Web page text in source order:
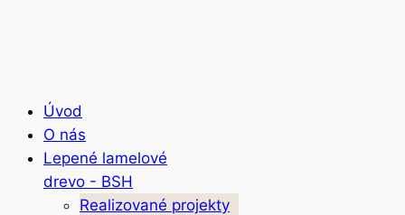
Úvod
O nás
Lepené lamelové
drevo - BSH
Realizované projekty